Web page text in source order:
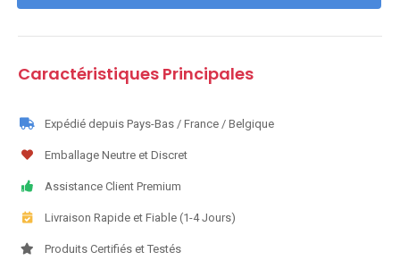
Caractéristiques Principales
Expédié depuis Pays-Bas / France / Belgique
Emballage Neutre et Discret
Assistance Client Premium
Livraison Rapide et Fiable (1-4 Jours)
Produits Certifiés et Testés